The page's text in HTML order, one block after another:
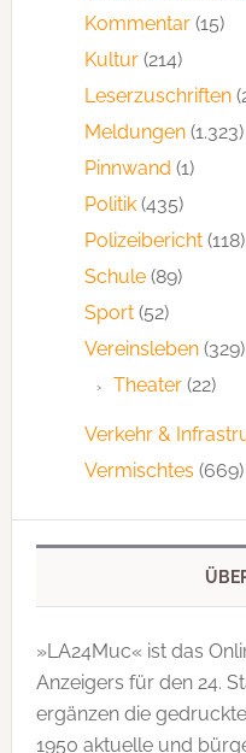
Kommentar(15)
Kultur(214)
Leserzuschriften
Meldungen(1.323)
Pinnwand (1)
Politik(435)
Polizeibericht(118)
Schule(89)
Sport(52)
Vereinsleben(329)
Theater(22)
Verkehr &
Vermischtes (669)
»LA24Muc« ist das
Anzeigers für den 24.
ergänzen die
1950 aktuelle und